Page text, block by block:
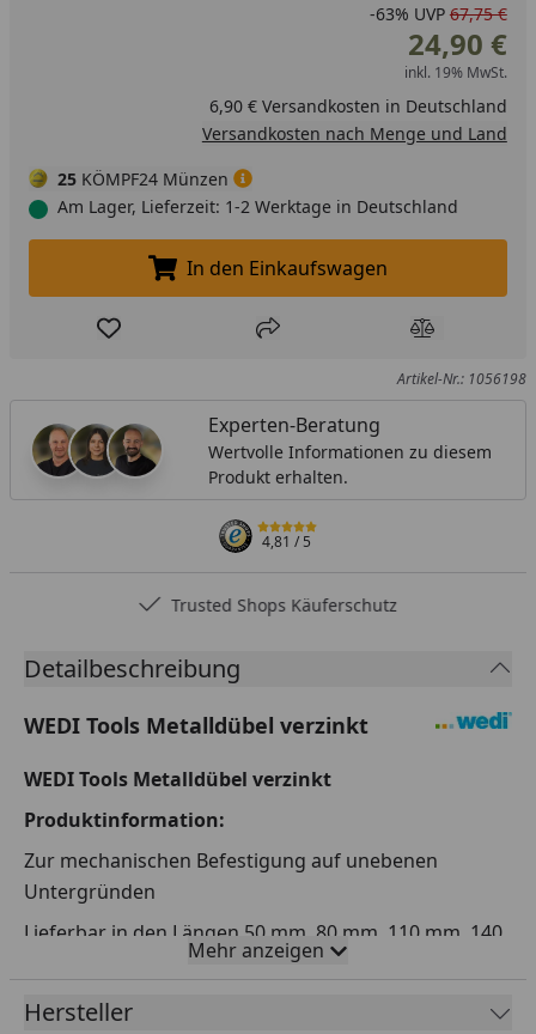
-63% UVP 67,75 €
24,90 €
inkl. 19% MwSt.
6,90 € Versandkosten in Deutschland
Versandkosten nach Menge und Land
25 KÖMPF24 Münzen
Am Lager, Lieferzeit: 1-2 Werktage in Deutschland
In den Einkaufswagen legen
In den Einkaufswagen
Produkt zur Wunschliste hinzufügen
Teilen Produkt
Artikel-Nr.: 1056198
Experten-Beratung
Wertvolle Informationen zu diesem
Produkt erhalten.
4,81/ 5
Trusted Shops Käuferschutz
Detailbeschreibung
WEDI Tools Metalldübel verzinkt
WEDI Tools Metalldübel verzinkt
Produktinformation:
Zur mechanischen Befestigung auf unebenen
Untergründen
Lieferbar in den Längen 50 mm, 80 mm, 110 mm, 140
Verpackungsgröße: je 100 Stück im Karton
Mehr anzeigen
Hersteller